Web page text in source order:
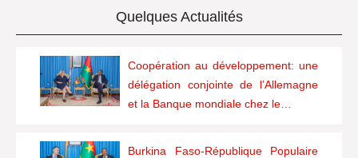
Quelques Actualités
Coopération au développement: une
délégation conjointe de l’Allemagne
et la Banque mondiale chez le…
Burkina Faso-République Populaire